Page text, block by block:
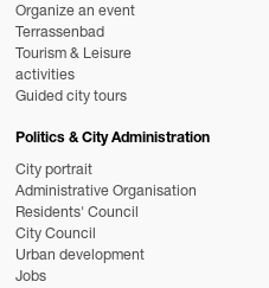
Organize an event
Terrassenbad
Tourism & Leisure
activities
Guided city tours
Politics & City Administration
City portrait
Administrative Organisation
Residents' Council
City Council
Urban development
Jobs